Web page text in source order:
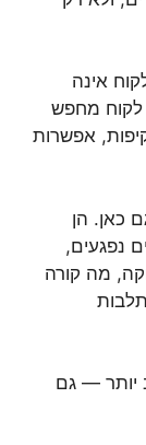
אינה
לקוח מחפש
אפשרות
כאן. הן
נפגעים,
מה קורה
יותר — גם